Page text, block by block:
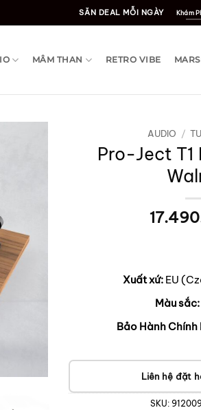
SĂN DEAL MỖI NGÀY Khám
MÂM THAN RETRO VIBE
AUDIO /
Pro-Ject T1
Xuất xứ: EU
Màu sắc:
Bảo Hành Chính
Liên hệ đặt
SKU: